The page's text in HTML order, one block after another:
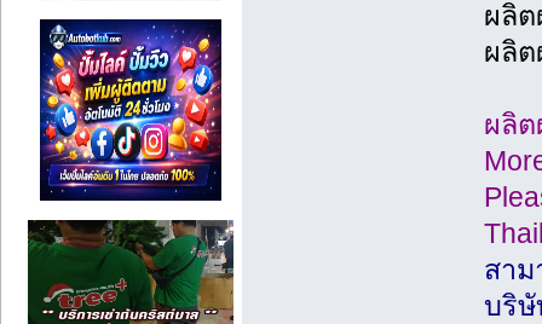
ผลิต
ผลิต
ผลิต
สา
บริษั